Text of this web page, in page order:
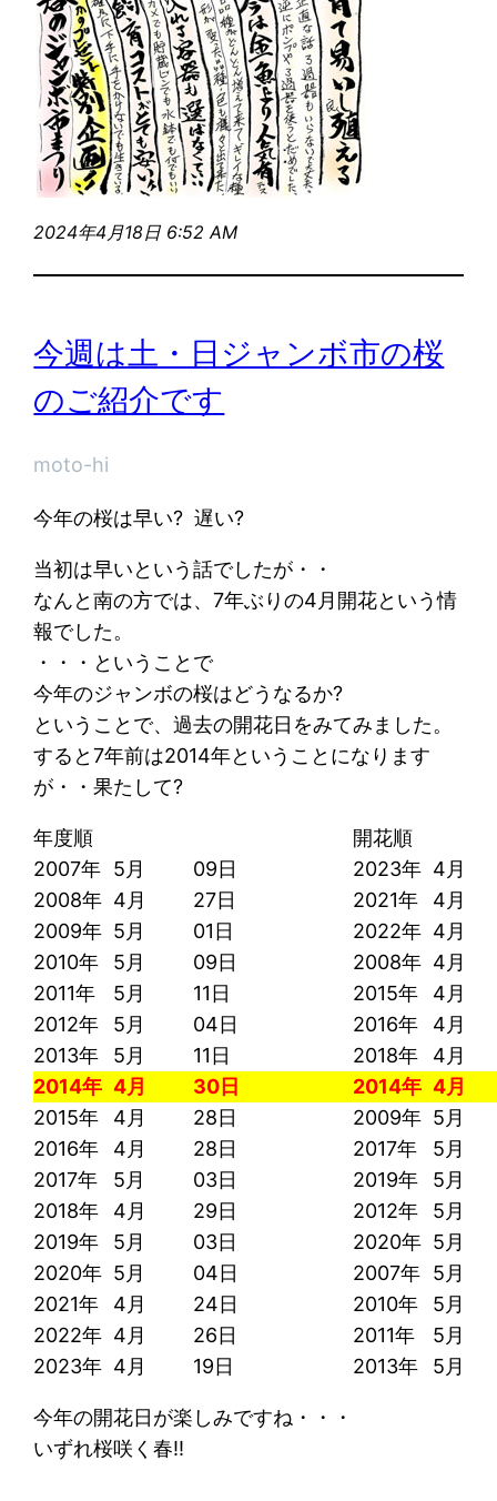
2024年4月18日 6:52 AM
今週は土・日ジャンボ市の桜
のご紹介です
moto-hi
今年の桜は早い? 遅い?
当初は早いという話でしたが・・
なんと南の方では、7年ぶりの4月開花という情
報でした。
・・・ということで
今年のジャンボの桜はどうなるか?
ということで、過去の開花日をみてみました。
すると7年前は2014年ということになります
が・・果たして?
年度順
開花順
2007年 5月 09日 2023年 4月
2008年 4月 27日 2021年
4月
2009年 5月 01日 2022年 4月
2010年
5月 09日 2008年 4月
2011年
5月 11日 2015年
4月
2012年
5月 04日 2016年
4月
2013年
5月 11日 2018年
4月
2014年 4月 30日 2014年 4月
2015年
4月 28日 2009年 5月
2016年
4月 28日 2017年
5月
2017年
5月 03日 2019年
5月
2018年
4月 29日 2012年
5月
2019年
5月 03日 2020年 5月
2020年 5月 04日 2007年 5月
2021年
4月 24日 2010年
5月
2022年 4月 26日 2011年
5月
2023年 4月 19日 2013年 5月
今年の開花日が楽しみですね・・・
いずれ桜咲く春!!